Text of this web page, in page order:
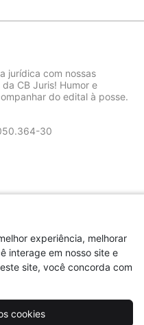
experiência, melhorar
interage em nosso site e
site, você concorda com
cookies
jurídica com nossas
CB Juris! Humor e
do edital à posse.
30